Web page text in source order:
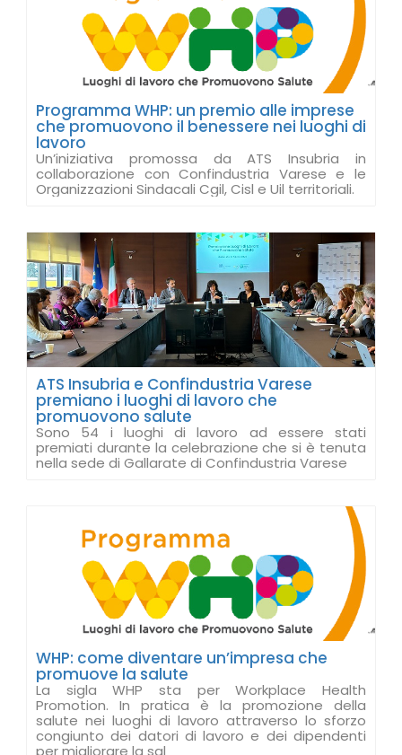
Programma WHP: un premio alle imprese
che promuovono il benessere nei luoghi di
lavoro
Un’iniziativa promossa da ATS Insubria in
collaborazione con Confindustria Varese e le
Organizzazioni Sindacali Cgil, Cisl e Uil territoriali.
ATS Insubria e Confindustria Varese
premiano i luoghi di lavoro che
promuovono salute
Sono 54 i luoghi di lavoro ad essere stati
premiati durante la celebrazione che si è tenuta
nella sede di Gallarate di Confindustria Varese
WHP: come diventare un’impresa che
promuove la salute
La sigla WHP sta per Workplace Health
Promotion. In pratica è la promozione della
salute nei luoghi di lavoro attraverso lo sforzo
congiunto dei datori di lavoro e dei dipendenti
per migliorare la sal